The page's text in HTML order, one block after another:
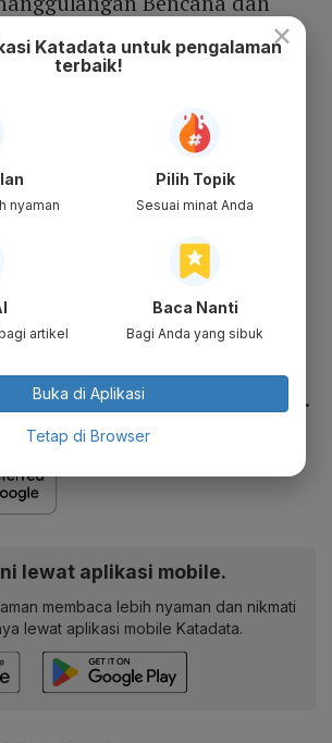
Kementerian Dalam Negeri
penanggulangan
Saling Pengertian antara
Kepresidenan
dan Direktorat
Presiden Republik Turkiye
sama di bidang media,
masyarakat, dan komunikasi;
antara Pemerintah Republik
Pemerintah Republik
Kerja Sama Kebudayaan.
lewat aplikasi mobile.
membaca lebih nyaman dan nikmati
lewat aplikasi mobile Katadata.
×
Katadata untuk pengalaman
terbaik!
nyaman
Pilih Topik
Sesuai minat Anda
artikel
Baca Nanti
Bagi Anda yang sibuk
Buka di Aplikasi
Tetap di Browser